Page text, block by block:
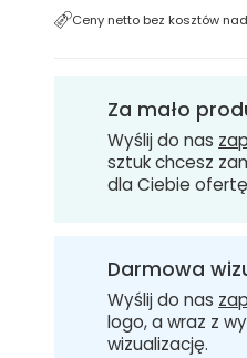
Ceny netto bez kosztów
Za mało
Wyślij do nas
sztuk chcesz
dla Ciebie
Darmowa
Wyślij do nas
logo, a wraz z
wizualizację.